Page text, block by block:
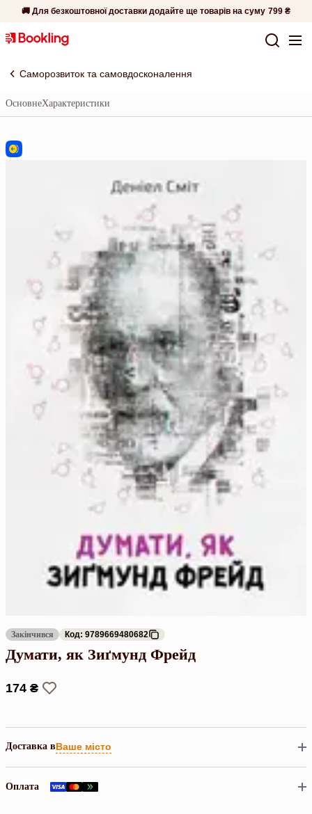
🚚 Для безкоштовної доставки додайте ще товарів на суму 799 ₴
Саморозвиток та самовдосконалення
ОсновнеХарактеристики
Закінчився Код: 9789669480682
Думати, як Зиґмунд Фрeйд
174 ₴
Доставка вВаше місто
Оплата